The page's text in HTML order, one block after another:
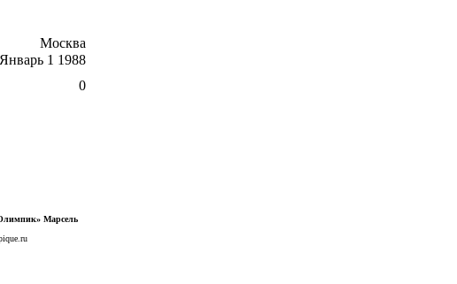
Москва
Январь 1 1988
0
Марсель